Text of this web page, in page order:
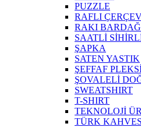
PUZZLE
RAFLI
RAKI
SAATLİ
ŞAPKA
SATEN YASTIK
ŞEFFAF
ŞOVALELİ
SWEATSHIRT
T-SHIRT
TEKNOLOJİ
TÜRK